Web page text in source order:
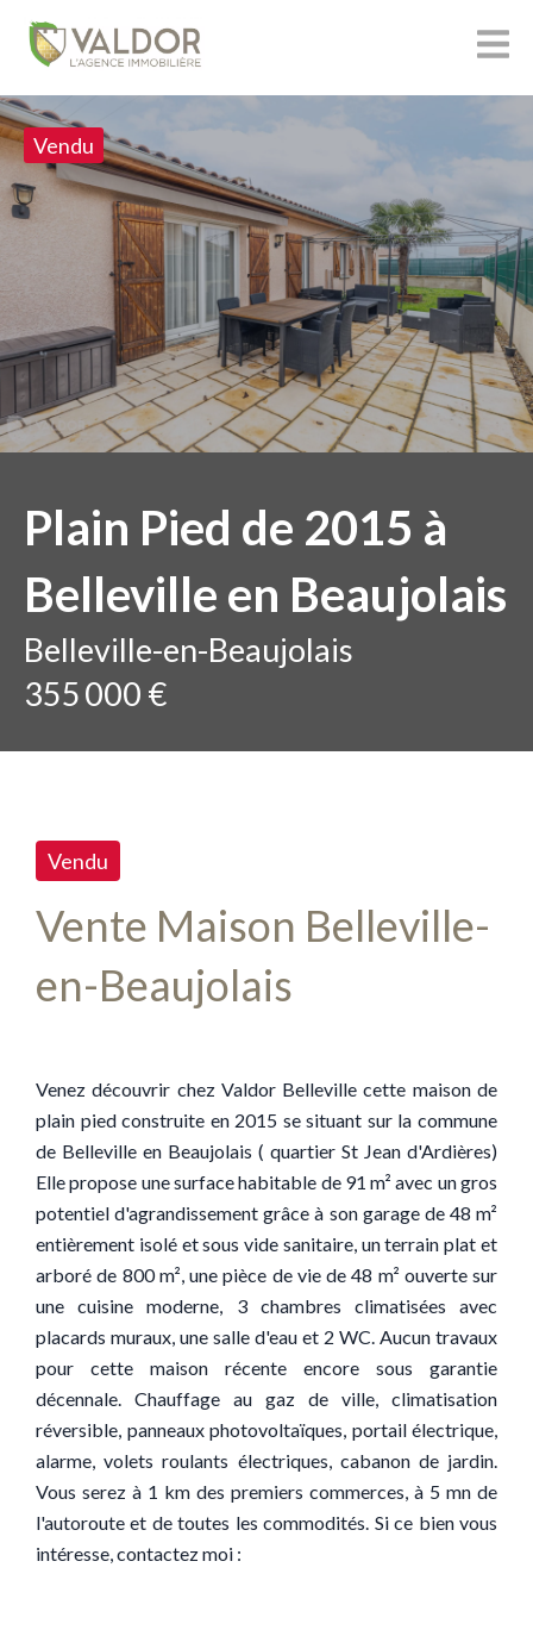
Vendu
Plain Pied de 2015 à
Belleville en Beaujolais
Belleville-en-Beaujolais
355 000 €
Vendu
Vente Maison Belleville-
en-Beaujolais
Venez découvrir chez Valdor Belleville cette maison de
plain pied construite en 2015 se situant sur la commune
de Belleville en Beaujolais ( quartier St Jean d'Ardières)
Elle propose une surface habitable de 91 m² avec un gros
potentiel d'agrandissement grâce à son garage de 48 m²
entièrement isolé et sous vide sanitaire, un terrain plat et
arboré de 800 m², une pièce de vie de 48 m² ouverte sur
une cuisine moderne, 3 chambres climatisées avec
placards muraux, une salle d'eau et 2 WC. Aucun travaux
pour cette maison récente encore sous garantie
décennale. Chauffage au gaz de ville, climatisation
réversible, panneaux photovoltaïques, portail électrique,
alarme, volets roulants électriques, cabanon de jardin.
Vous serez à 1 km des premiers commerces, à 5 mn de
l'autoroute et de toutes les commodités. Si ce bien vous
intéresse, contactez moi :